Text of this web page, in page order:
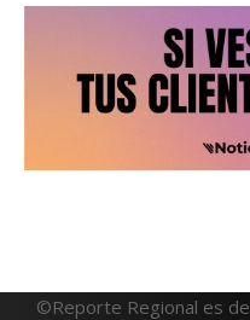
©Reporte Regional es de